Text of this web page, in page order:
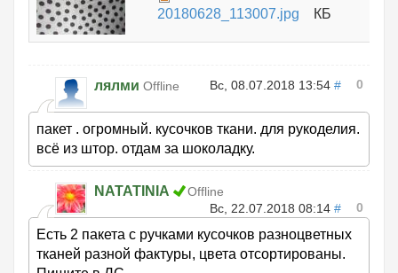
20180628_113007.jpg
КБ
лялми Offline Вс, 08.07.2018 13:54 # 0
пакет . огромный. кусочков ткани. для рукоделия.
всё из штор. отдам за шоколадку.
NATATINIA
Offline
Вс, 22.07.2018 08:14 # 0
Есть 2 пакета с ручками кусочков разноцветных
тканей разной фактуры, цвета отсортированы.